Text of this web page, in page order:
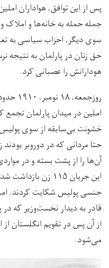
پس از این توافق، هواداران
جمله حمله به خانه‌ها و
سوی دیگر، احزاب سیاسی به
حق زنان در پارلمان به نتیجه
هودارانش را عصبانی کرد.
املین در میدان پارلمان تجمع
خشونت بی‌سابقه از سوی
حتا مردانی که در دوروبر
آن‌ها را از پشت بسته و در
این جریان ۱۱۵ زن
جنسی پولیس شکایت کردند.
قادر به دیدار نخست‌وزیر که
‌از آن پس در تقویم انگلستان از
می‌شود.